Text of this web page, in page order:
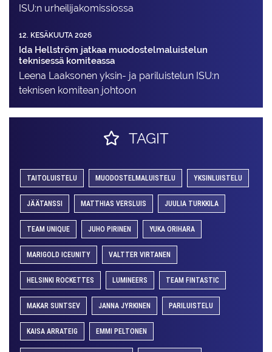
ISU:n urheilija­komissiossa
12. KESÄKUUTA 2026
Ida Hellström jatkaa muodostelmaluistelun
teknisessä komiteassa
Leena Laaksonen yksin- ja pariluistelun ISU:n
teknisen komitean johtoon
TAGIT
TAITOLUISTELU MUODOSTELMALUISTELU YKSINLUISTELU
JÄÄTANSSI MATTHIAS VERSLUIS JUULIA TURKKILA
TEAM UNIQUE JUHO PIRINEN YUKA ORIHARA
MARIGOLD ICEUNITY VALTTER VIRTANEN
HELSINKI ROCKETTES LUMINEERS TEAM FINTASTIC
MAKAR SUNTSEV JANNA JYRKINEN PARILUISTELU
KAISA ARRATEIG EMMI PELTONEN